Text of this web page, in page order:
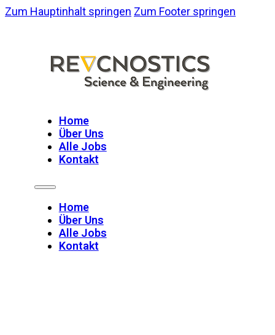
Zum Hauptinhalt springen Zum Footer springen
Home
Über Uns
Alle Jobs
Kontakt
Home
Über Uns
Alle Jobs
Kontakt